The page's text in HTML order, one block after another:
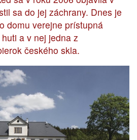
sa do jej záchrany. Dnes je
domu verejne prístupná
a v nej jedna z
českého skla.